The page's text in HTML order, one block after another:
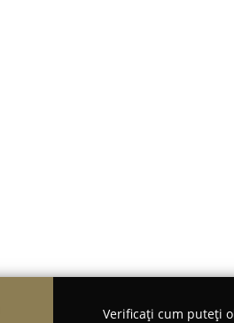
Verificați cum puteți